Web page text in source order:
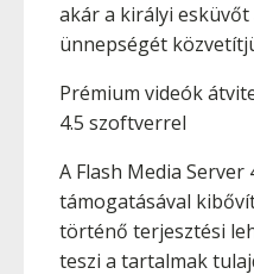
akár a királyi
ünnepségét
Prémium videók
4.5 szoftverrel
A Flash Media Server
támogatásával
történő terjesztési
teszi a tartalmak